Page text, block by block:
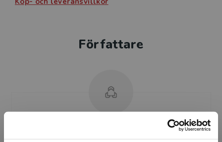
Författare